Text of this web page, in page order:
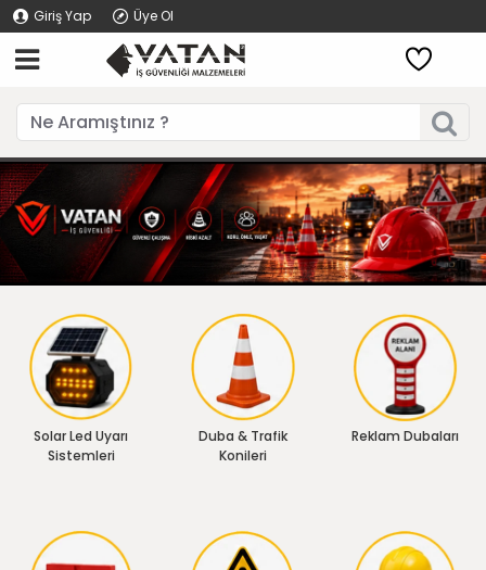
Giriş Yap Üye Ol
Solar Led Uyarı
Sistemleri
Duba & Trafik
Konileri
Reklam Dubaları